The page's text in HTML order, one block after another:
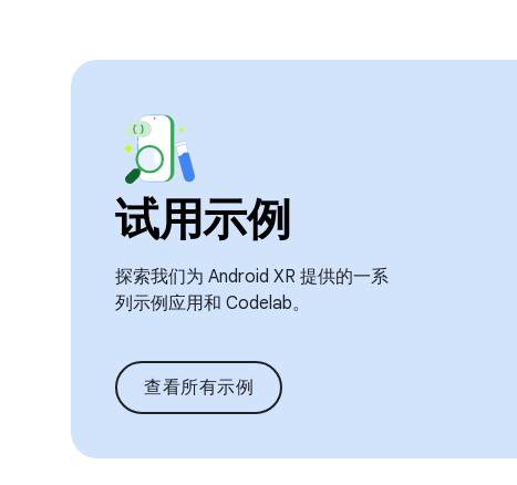
试用示例
探索我们为 Android XR 提供的一系
列示例应用和 Codelab。
查看所有示例